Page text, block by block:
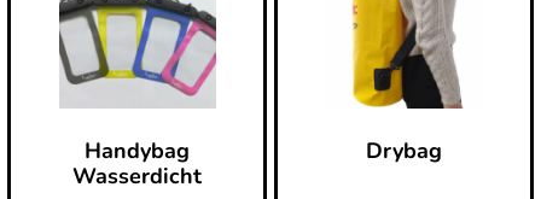
Handybag
Wasserdicht
Drybag